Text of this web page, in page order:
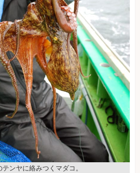
ンヤに絡みつくマダコ。